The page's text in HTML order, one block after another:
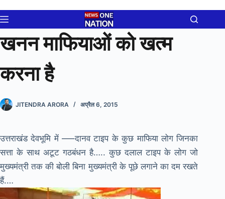
to
content
खनन माफियाओं को खत्म
करना है
JITENDRA ARORA अप्रैल 6, 2015
उत्तराखंड देवभूमि में —–दानव टाइप के कुछ माफिया लोग जिनका
सत्ता के साथ अटूट गठबंधन है….. कुछ दलाल टाइप के लोग जो
मुख्यमंत्री तक की बोली बिना मुख्यमंत्री के पूछे लगाने का दम रखते
हैं.…